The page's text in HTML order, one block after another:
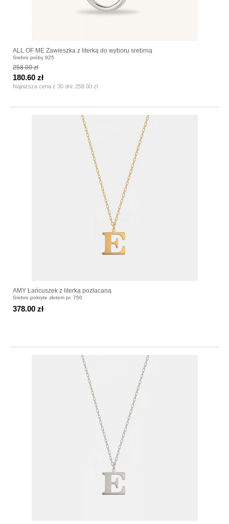
ALL OF ME Zawieszka z literką do wyboru srebrną
Srebro próby 925
258.00 zł
Najniższa cena z 30 dni: 258.00 zł
180.60 zł
AMY Łańcuszek z literką pozłacaną
Srebro pokryte złotem pr. 750
378.00 zł